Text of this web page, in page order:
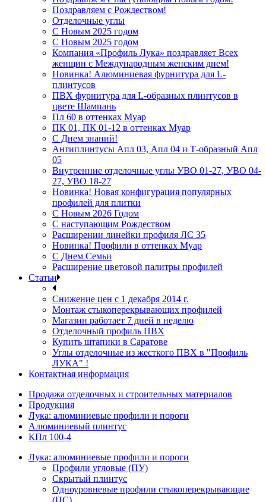
Поздравляем с Рождеством!
Отделочные углы
С Новым 2025 годом
С Новым 2025 годом
Компания «Профиль Лука» поздравляет Всех
женщин с Международным женским днем!
Новинка! Алюминиевая фурнитура для L-
плинтусов
ПВХ фурнитура для L-образных плинтусов в
цвете Шампань
Пл 60 в оттенках Муар
ПК 01, ПК 01-12 в оттенках Муар
С Днем знаний!
Антиплинтусы Апл 03, Апл 04 и Т-образный Апл
05
Внутренние отделочные углы УВО 01-27, УВО 04-
27, УВО 18-27
Новинка! Новая конфигурация популярных
профилей для плитки
С Новым 2026 Годом
С наступающим Рождеством
Расширении линейки профиля ЛС 35
Новинка! Профили в оттенках Муар
С Днем Семьи
Расширение цветовой палитры профилей
Статьи
Снижение цен с 1 декабря 2014 г.
Монтаж стыкоперекрывающих профилей
Магазин работает 7 дней в неделю
Отделочный профиль ПВХ
Купить штапики в Саратове
Углы отделочные из жесткого ПВХ в "Профиль
ЛУКА" !
Контактная информация
Продажа отделочных и строительных материалов
Продукция
Лука: алюминиевые профили и пороги
Алюминиевый плинтус
КПл 100-4
Лука: алюминиевые профили и пороги
Профили угловые (ПУ)
Скрытый плинтус
Одноуровневые профили стыкоперекрывающие
(ПС)